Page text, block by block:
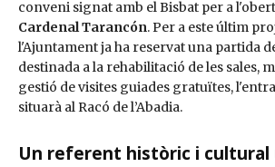
conveni signat amb el Bisbat per a
Cardenal Tarancón. Per a este últim
l'Ajuntament ja ha reservat una partida
destinada a la rehabilitació de les sales,
gestió de visites guiades gratuïtes,
situarà al Racó de l’Abadia.
Un referent històric i cultural